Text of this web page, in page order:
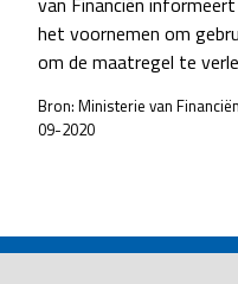
het voornemen om
om de maatregel te
Bron: Ministerie van
09-2020
NAVIGATION